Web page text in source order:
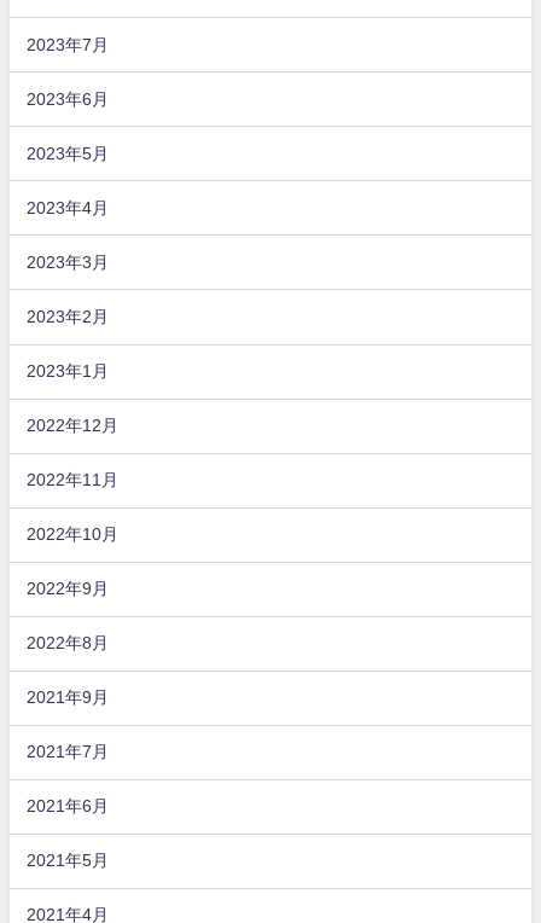
2023年7月
2023年6月
2023年5月
2023年4月
2023年3月
2023年2月
2023年1月
2022年12月
2022年11月
2022年10月
2022年9月
2022年8月
2021年9月
2021年7月
2021年6月
2021年5月
2021年4月